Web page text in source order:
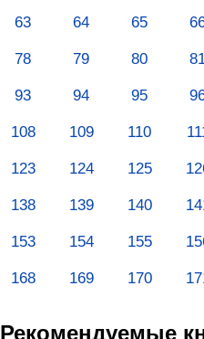
63 64 65
78 79 80
93 94 95
108 109 110
123 124 125
138 139 140
153 154 155
168 169 170
Рекомендуемые